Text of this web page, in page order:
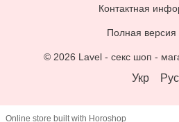
Контактная
Полная версия
© 2026 Lavel - секс шоп -
Укр Рус
Online store built with Horoshop